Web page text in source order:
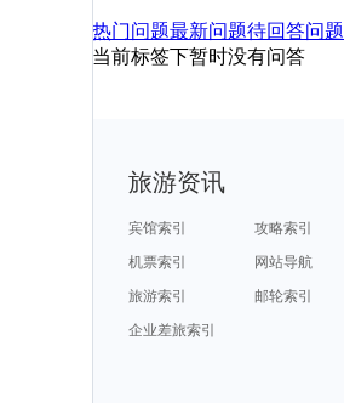
热门问题最新问题待回答问题
当前标签下暂时没有问答
旅游资讯
宾馆索引
攻略索引
机票索引
网站导航
旅游索引
邮轮索引
企业差旅索引